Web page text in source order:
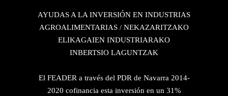
AYUDAS A LA INVERSIÓN EN INDUSTRIAS
AGROALIMENTARIAS / NEKAZARITZAKO
ELIKAGAIEN INDUSTRIARAKO
INBERTSIO LAGUNTZAK
El FEADER a través del PDR de Navarra 2014-
2020 cofinancia esta inversión en un 31%